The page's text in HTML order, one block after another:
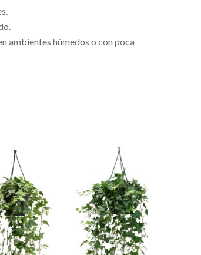
ambientes húmedos o con poca